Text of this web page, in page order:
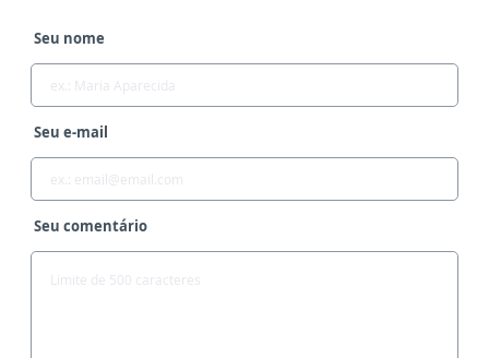
Seu nome
Seu e-mail
Seu comentário